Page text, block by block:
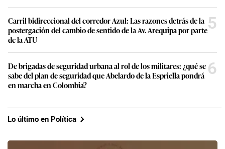
Carril bidireccional del corredor Azul: Las razones detrás de la
postergación del cambio de sentido de la Av. Arequipa por parte
de la ATU
5
De brigadas de seguridad urbana al rol de los militares: ¿qué se
sabe del plan de seguridad que Abelardo de la Espriella pondrá
en marcha en Colombia?
6
Lo último en Política